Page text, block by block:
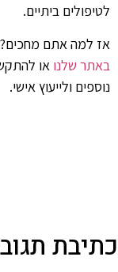
לטיפולים ביתיים.
אז למה אתם
באתר שלנו או
נוספים ולייעוץ אישי.
כתיבת